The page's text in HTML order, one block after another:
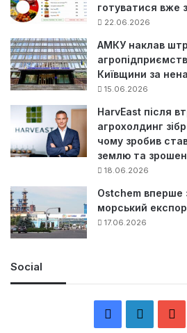
готуватися вже
22.06.2026
АМКУ наклав
Київщини за
15.06.2026
HarvEast після
агрохолдинг
чому зробив
землю та
18.06.2026
Ostchem вперше
морський
17.06.2026
Social